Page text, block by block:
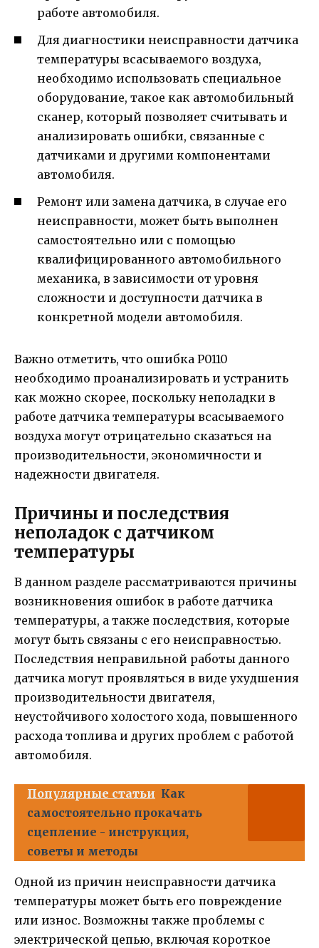
работе автомобиля.
Для диагностики неисправности датчика
температуры всасываемого воздуха,
необходимо использовать специальное
оборудование, такое как автомобильный
сканер, который позволяет считывать и
анализировать ошибки, связанные с
датчиками и другими компонентами
автомобиля.
Ремонт или замена датчика, в случае его
неисправности, может быть выполнен
самостоятельно или с помощью
квалифицированного автомобильного
механика, в зависимости от уровня
сложности и доступности датчика в
конкретной модели автомобиля.
Важно отметить, что ошибка P0110
необходимо проанализировать и устранить
как можно скорее, поскольку неполадки в
работе датчика температуры всасываемого
воздуха могут отрицательно сказаться на
производительности, экономичности и
надежности двигателя.
Причины и последствия
неполадок с датчиком
температуры
В данном разделе рассматриваются причины
возникновения ошибок в работе датчика
температуры, а также последствия, которые
могут быть связаны с его неисправностью.
Последствия неправильной работы данного
датчика могут проявляться в виде ухудшения
производительности двигателя,
неустойчивого холостого хода, повышенного
расхода топлива и других проблем с работой
автомобиля.
Популярные статьи Как
самостоятельно прокачать
сцепление - инструкция,
советы и методы
Одной из причин неисправности датчика
температуры может быть его повреждение
или износ. Возможны также проблемы с
электрической цепью, включая короткое